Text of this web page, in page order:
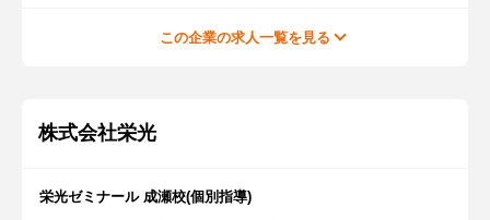
この企業の求人一覧を見る
株式会社栄光
栄光ゼミナール 成瀬校(個別指導)